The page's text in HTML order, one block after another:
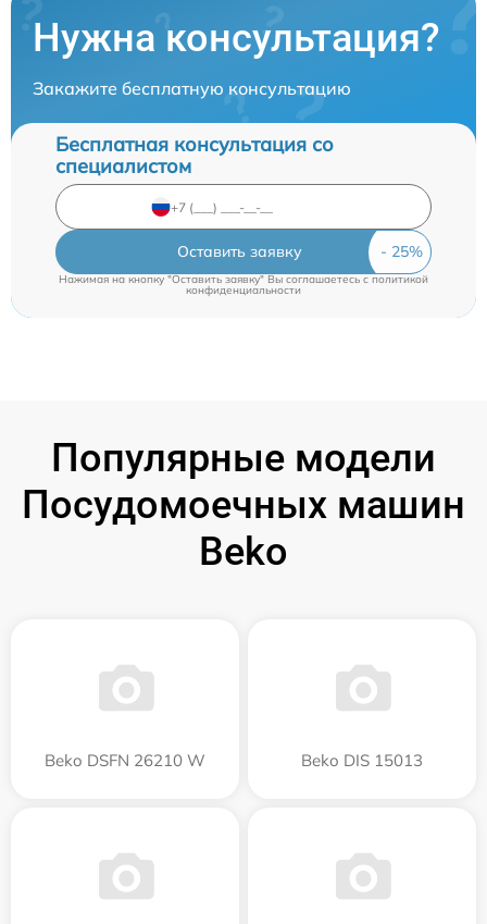
Нужна консультация?
Закажите бесплатную консультацию
Бесплатная консультация со
специалистом
Оставить заявку
Нажимая на кнопку "Оставить заявку" Вы соглашаетесь c политикой
конфиденциальности
Популярные модели
Посудомоечных машин
Beko
Beko DSFN 26210 W Beko DIS 15013